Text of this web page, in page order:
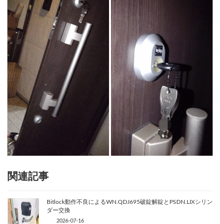
関連記事
Bitlock動作不良によるWN.QDJ695破錠解錠とPSDN.LIXシリン
ダー交換
2026-07-16